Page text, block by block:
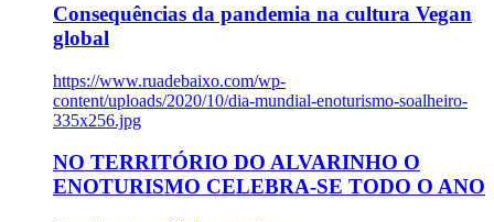
Consequências da pandemia na cultura Vegan
global
https://www.ruadebaixo.com/wp-
content/uploads/2020/10/dia-mundial-enoturismo-soalheiro-
335x256.jpg
NO TERRITÓRIO DO ALVARINHO O
ENOTURISMO CELEBRA-SE TODO O ANO